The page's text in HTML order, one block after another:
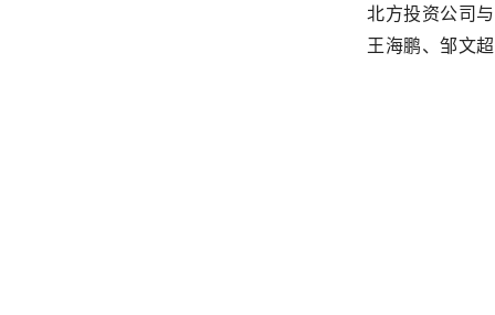
北方投资公司
王海鹏、邹文